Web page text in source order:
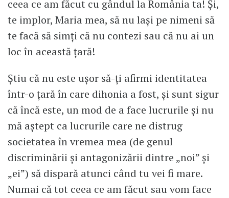
ceea ce am făcut cu gândul la România ta! Și,
te implor, Maria mea, să nu lași pe nimeni să
te facă să simți că nu contezi sau că nu ai un
loc în această țară!
Știu că nu este ușor să-ți afirmi identitatea
într-o țară în care dihonia a fost, și sunt sigur
că încă este, un mod de a face lucrurile și nu
mă aștept ca lucrurile care ne distrug
societatea în vremea mea (de genul
discriminării și antagonizării dintre „noi” și
„ei”) să dispară atunci când tu vei fi mare.
Numai că tot ceea ce am făcut sau vom face